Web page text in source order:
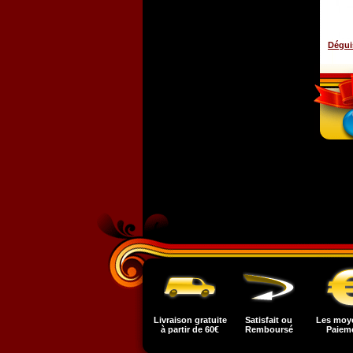
Livraison gratuite
à partir de 60€
Satisfait ou
Remboursé
Les